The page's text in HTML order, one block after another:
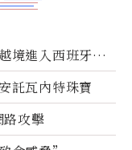
境進入西班牙休
託瓦內特珠寶
攻擊